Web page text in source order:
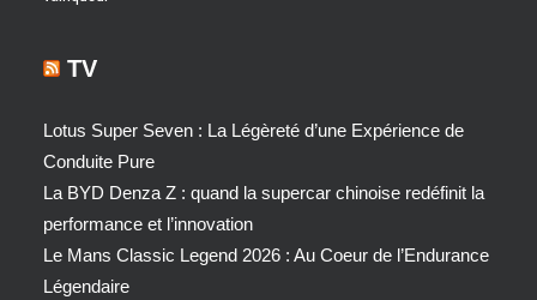
TV
Lotus Super Seven : La Légèreté d’une Expérience de
Conduite Pure
La BYD Denza Z : quand la supercar chinoise redéfinit la
performance et l’innovation
Le Mans Classic Legend 2026 : Au Coeur de l’Endurance
Légendaire